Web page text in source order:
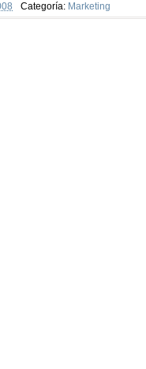
Categoría: Marketing